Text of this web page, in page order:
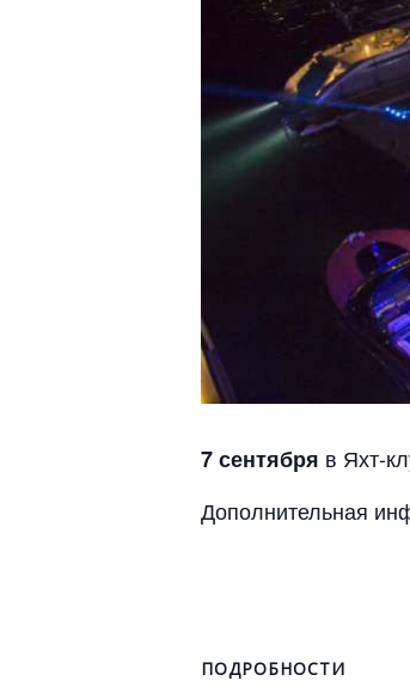
7 сентября в Яхт-
Дополнительная
ПОДРОБНОСТИ